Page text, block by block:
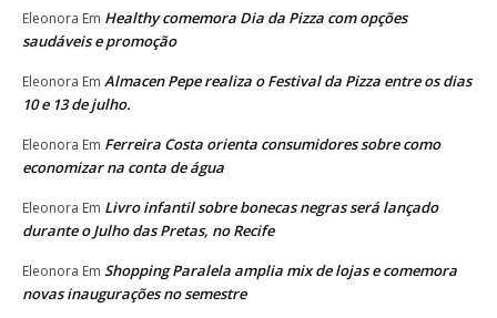
Eleonora Em Healthy comemora Dia da Pizza com opções
saudáveis e promoção
Eleonora Em Almacen Pepe realiza o Festival da Pizza entre os dias
10 e 13 de julho.
Eleonora Em Ferreira Costa orienta consumidores sobre como
economizar na conta de água
Eleonora Em Livro infantil sobre bonecas negras será lançado
durante o Julho das Pretas, no Recife
Eleonora Em Shopping Paralela amplia mix de lojas e comemora
novas inaugurações no semestre